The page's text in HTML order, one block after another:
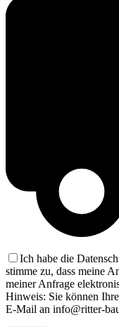
Ich habe die
stimme zu, dass meine
meiner Anfrage
Hinweis: Sie können
E-Mail an info@ritter-